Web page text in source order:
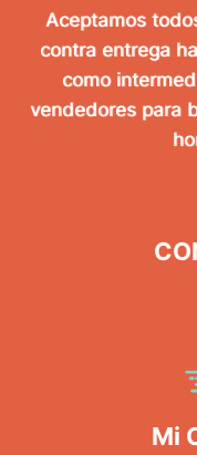
Aceptamos
contra entrega
como
vendedores para
Mi